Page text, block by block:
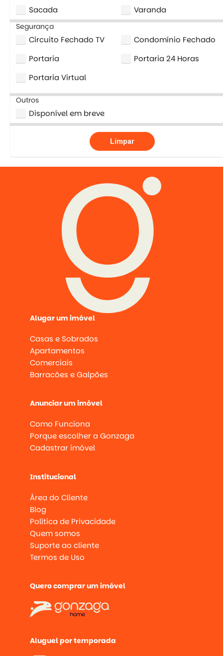
Sacada
Varanda
Segurança
Circuito Fechado TV
Condomínio Fechado
Portaria
Portaria 24 Horas
Portaria Virtual
Outros
Disponível em breve
Limpar
Alugar um imóvel
Casas e Sobrados
Apartamentos
Comerciais
Barracões e Galpões
Anunciar um imóvel
Como Funciona
Porque escolher a Gonzaga
Cadastrar imóvel
Institucional
Área do Cliente
Blog
Política de Privacidade
Quem somos
Suporte ao cliente
Termos de Uso
Quero comprar um imóvel
Aluguel por temporada